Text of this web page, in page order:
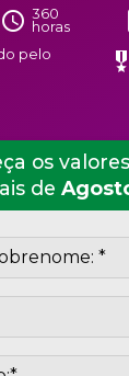
Aluno school
schedule 360
horas
pelo
military_tech
os
de